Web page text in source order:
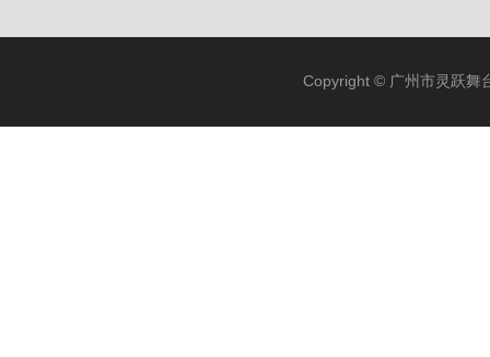
Copyright © 广州市灵跃